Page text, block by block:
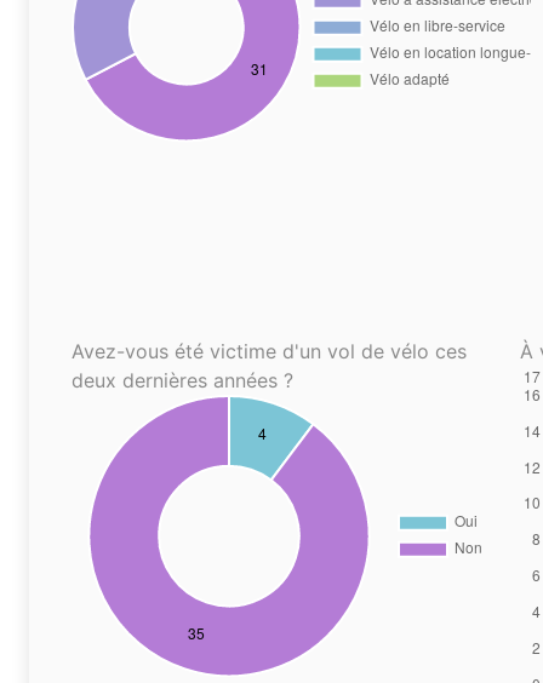
Avez-vous été victime d'un vol de vélo ces
deux dernières années ?
À